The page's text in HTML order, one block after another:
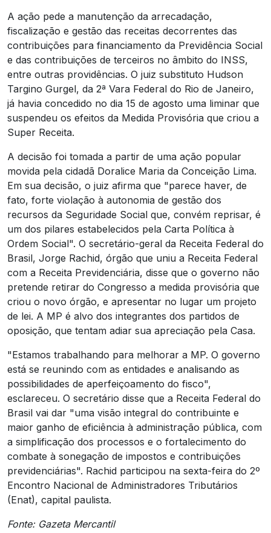
A ação pede a manutenção da arrecadação,
fiscalização e gestão das receitas decorrentes das
contribuições para financiamento da Previdência Social
e das contribuições de terceiros no âmbito do INSS,
entre outras providências. O juiz substituto Hudson
Targino Gurgel, da 2ª Vara Federal do Rio de Janeiro,
já havia concedido no dia 15 de agosto uma liminar que
suspendeu os efeitos da Medida Provisória que criou a
Super Receita.
A decisão foi tomada a partir de uma ação popular
movida pela cidadã Doralice Maria da Conceição Lima.
Em sua decisão, o juiz afirma que "parece haver, de
fato, forte violação à autonomia de gestão dos
recursos da Seguridade Social que, convém reprisar, é
um dos pilares estabelecidos pela Carta Política à
Ordem Social". O secretário-geral da Receita Federal do
Brasil, Jorge Rachid, órgão que uniu a Receita Federal
com a Receita Previdenciária, disse que o governo não
pretende retirar do Congresso a medida provisória que
criou o novo órgão, e apresentar no lugar um projeto
de lei. A MP é alvo dos integrantes dos partidos de
oposição, que tentam adiar sua apreciação pela Casa.
"Estamos trabalhando para melhorar a MP. O governo
está se reunindo com as entidades e analisando as
possibilidades de aperfeiçoamento do fisco",
esclareceu. O secretário disse que a Receita Federal do
Brasil vai dar "uma visão integral do contribuinte e
maior ganho de eficiência à administração pública, com
a simplificação dos processos e o fortalecimento do
combate à sonegação de impostos e contribuições
previdenciárias". Rachid participou na sexta-feira do 2º
Encontro Nacional de Administradores Tributários
(Enat), capital paulista.
Fonte: Gazeta Mercantil